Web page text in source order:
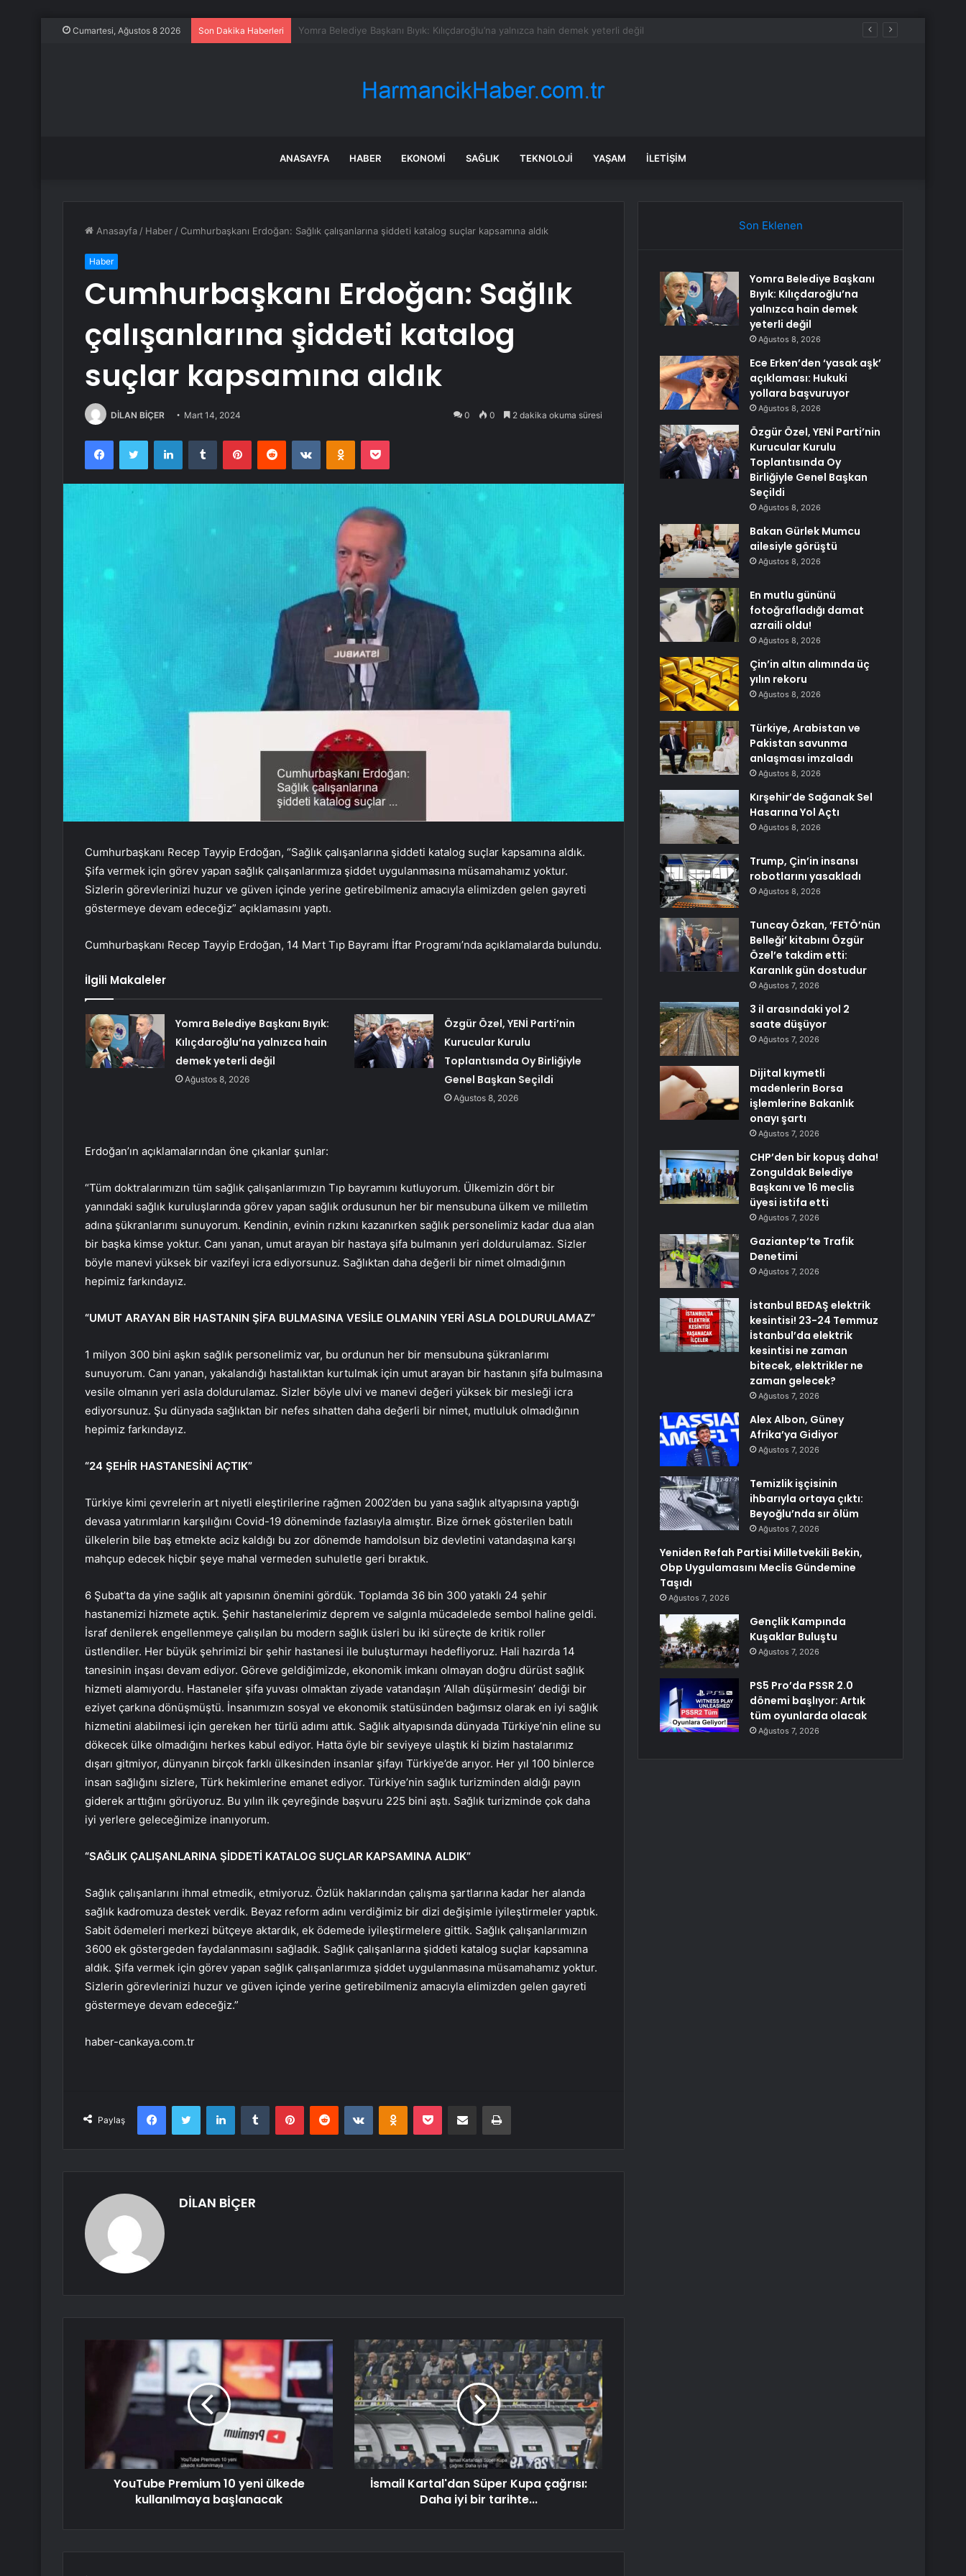
Cumartesi, Ağustos 8 2026 Son Dakika Haberleri Ece Erken’den ‘yasak aşk’ açıklaması: Hukuki yollara başvuruyor
ANASAYFA HABER EKONOMI SAĞLIK TEKNOLOJI YAŞAM İLETIŞIM
Anasayfa / Haber / Cumhurbaşkanı Erdoğan: Sağlık çalışanlarına şiddeti katalog suçlar kapsamına aldık
Haber
Cumhurbaşkanı Erdoğan: Sağlık
çalışanlarına şiddeti katalog
suçlar kapsamına aldık
DİLAN BİÇER Mart 14, 2024 0 0 2 dakika okuma süresi
FacebookTwitter LinkedInTumblr PinterestReddit VKontakteOdnoklassniki
Pocket
Cumhurbaşkanı Recep Tayyip Erdoğan, “Sağlık çalışanlarına şiddeti katalog suçlar kapsamına aldık.
Şifa vermek için görev yapan sağlık çalışanlarımıza şiddet uygulanmasına müsamahamız yoktur.
Sizlerin görevlerinizi huzur ve güven içinde yerine getirebilmeniz amacıyla elimizden gelen gayreti
göstermeye devam edeceğiz” açıklamasını yaptı.
Cumhurbaşkanı Recep Tayyip Erdoğan, 14 Mart Tıp Bayramı İftar Programı’nda açıklamalarda bulundu.
İlgili Makaleler
Yomra Belediye Başkanı Bıyık:
Kılıçdaroğlu’na yalnızca hain
demek yeterli değil
Ağustos 8, 2026
Özgür Özel, YENİ Parti’nin
Kurucular Kurulu
Toplantısında Oy Birliğiyle
Genel Başkan Seçildi
Ağustos 8, 2026
Erdoğan’ın açıklamalarından öne çıkanlar şunlar:
“Tüm doktralarımızın tüm sağlık çalışanlarımızın Tıp bayramını kutluyorum. Ülkemizin dört bir
yanındaki sağlık kuruluşlarında görev yapan sağlık ordusunun her bir mensubuna ülkem ve milletim
adına şükranlarımı sunuyorum. Kendinin, evinin rızkını kazanırken sağlık personelimiz kadar dua alan
bir başka kimse yoktur. Canı yanan, umut arayan bir hastaya şifa bulmanın yeri doldurulamaz. Sizler
böyle manevi yüksek bir vazifeyi icra ediyorsunuz. Sağlıktan daha değerli bir nimet olmadığının
hepimiz farkındayız.
“UMUT ARAYAN BİR HASTANIN ŞİFA BULMASINA VESİLE OLMANIN YERİ ASLA DOLDURULAMAZ”
1 milyon 300 bini aşkın sağlık personelimiz var, bu ordunun her bir mensubuna şükranlarımı
sunuyorum. Canı yanan, yakalandığı hastalıktan kurtulmak için umut arayan bir hastanın şifa bulmasına
vesile olmanın yeri asla doldurulamaz. Sizler böyle ulvi ve manevi değeri yüksek bir mesleği icra
ediyorsunuz. Şu dünyada sağlıktan bir nefes sıhatten daha değerli bir nimet, mutluluk olmadığının
hepimiz farkındayız.
“24 ŞEHİR HASTANESİNİ AÇTIK”
Türkiye kimi çevrelerin art niyetli eleştirilerine rağmen 2002’den bu yana sağlık altyapısına yaptığı
devasa yatırımların karşılığını Covid-19 döneminde fazlasıyla almıştır. Bize örnek gösterilen batılı
ülkelerin bile baş etmekte aciz kaldığı bu zor dönemde hamdolsun biz devletini vatandaşına karşı
mahçup edecek hiçbir şeye mahal vermeden suhuletle geri bıraktık.
6 Şubat’ta da yine sağlık alt yapısının önemini gördük. Toplamda 36 bin 300 yataklı 24 şehir
hastanemizi hizmete açtık. Şehir hastanelerimiz deprem ve salgınla mücadelede sembol haline geldi.
İsraf denilerek engellenmeye çalışılan bu modern sağlık üsleri bu iki süreçte de kritik roller
üstlendiler. Her büyük şehrimizi bir şehir hastanesi ile buluşturmayı hedefliyoruz. Hali hazırda 14
tanesinin inşası devam ediyor. Göreve geldiğimizde, ekonomik imkanı olmayan doğru dürüst sağlık
hizmeti alamıyordu. Hastaneler şifa yuvası olmaktan ziyade vatandaşın ‘Allah düşürmesin’ dediği bir
eziyet çarkına dönüşmüştü. İnsanımızın sosyal ve ekonomik statüsünden bağımsız olarak en iyi sağlık
hizmetini alabilmesi için gereken her türlü adımı attık. Sağlık altyapısında dünyada Türkiye’nin eline su
dökecek ülke olmadığını herkes kabul ediyor. Hatta öyle bir seviyeye ulaştık ki bizim hastalarımız
dışarı gitmiyor, dünyanın birçok farklı ülkesinden insanlar şifayı Türkiye’de arıyor. Her yıl 100 binlerce
insan sağlığını sizlere, Türk hekimlerine emanet ediyor. Türkiye’nin sağlık turizminden aldığı payın
giderek arttığını görüyoruz. Bu yılın ilk çeyreğinde başvuru 225 bini aştı. Sağlık turizminde çok daha
iyi yerlere geleceğimize inanıyorum.
“SAĞLIK ÇALIŞANLARINA ŞİDDETİ KATALOG SUÇLAR KAPSAMINA ALDIK”
Sağlık çalışanlarını ihmal etmedik, etmiyoruz. Özlük haklarından çalışma şartlarına kadar her alanda
sağlık kadromuza destek verdik. Beyaz reform adını verdiğimiz bir dizi değişimle iyileştirmeler yaptık.
Sabit ödemeleri merkezi bütçeye aktardık, ek ödemede iyileştirmelere gittik. Sağlık çalışanlarımızın
3600 ek göstergeden faydalanmasını sağladık. Sağlık çalışanlarına şiddeti katalog suçlar kapsamına
aldık. Şifa vermek için görev yapan sağlık çalışanlarımıza şiddet uygulanmasına müsamahamız yoktur.
Sizlerin görevlerinizi huzur ve güven içinde yerine getirebilmeniz amacıyla elimizden gelen gayreti
göstermeye devam edeceğiz.”
haber-cankaya.com.tr
Paylaş
FacebookTwitter LinkedInTumblr PinterestReddit VKontakteOdnoklassniki
Pocket E-Posta ile paylaş Yazdır
DİLAN BİÇER
YouTube Premium 10 yeni ülkede
kullanılmaya başlanacak
İsmail Kartal'dan Süper Kupa çağrısı:
Daha iyi bir tarihte...
Son Eklenen
Yomra Belediye Başkanı
Bıyık: Kılıçdaroğlu’na
yalnızca hain demek
yeterli değil
Ağustos 8, 2026
Ece Erken’den ‘yasak aşk’
açıklaması: Hukuki
yollara başvuruyor
Ağustos 8, 2026
Özgür Özel, YENİ Parti’nin
Kurucular Kurulu
Toplantısında Oy
Birliğiyle Genel Başkan
Seçildi
Ağustos 8, 2026
Bakan Gürlek Mumcu
ailesiyle görüştü
Ağustos 8, 2026
En mutlu gününü
fotoğrafladığı damat
azraili oldu!
Ağustos 8, 2026
Çin’in altın alımında üç
yılın rekoru
Ağustos 8, 2026
Türkiye, Arabistan ve
Pakistan savunma
anlaşması imzaladı
Ağustos 8, 2026
Kırşehir’de Sağanak Sel
Hasarına Yol Açtı
Ağustos 8, 2026
Trump, Çin’in insansı
robotlarını yasakladı
Ağustos 8, 2026
Tuncay Özkan, ‘FETÖ’nün
Belleği’ kitabını Özgür
Özel’e takdim etti:
Karanlık gün dostudur
Ağustos 7, 2026
3 il arasındaki yol 2
saate düşüyor
Ağustos 7, 2026
Dijital kıymetli
madenlerin Borsa
işlemlerine Bakanlık
onayı şartı
Ağustos 7, 2026
CHP’den bir kopuş daha!
Zonguldak Belediye
Başkanı ve 16 meclis
üyesi istifa etti
Ağustos 7, 2026
Gaziantep’te Trafik
Denetimi
Ağustos 7, 2026
İstanbul BEDAŞ elektrik
kesintisi! 23-24 Temmuz
İstanbul’da elektrik
kesintisi ne zaman
bitecek, elektrikler ne
zaman gelecek?
Ağustos 7, 2026
Alex Albon, Güney
Afrika’ya Gidiyor
Ağustos 7, 2026
Temizlik işçisinin
ihbarıyla ortaya çıktı:
Beyoğlu’nda sır ölüm
Ağustos 7, 2026
Yeniden Refah Partisi Milletvekili Bekin,
Obp Uygulamasını Meclis Gündemine
Taşıdı
Ağustos 7, 2026
Gençlik Kampında
Kuşaklar Buluştu
Ağustos 7, 2026
PS5 Pro’da PSSR 2.0
dönemi başlıyor: Artık
tüm oyunlarda olacak
Ağustos 7, 2026